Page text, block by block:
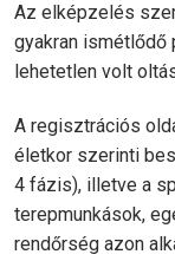
Az elképzelés
gyakran ismétlődő
lehetetlen volt
A regisztrációs
életkor szerinti
4 fázis), illetve a
terepmunkások,
rendőrség azon